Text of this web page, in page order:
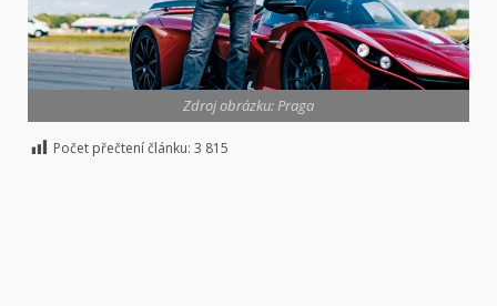
Zdroj obrázku: Praga
Počet přečtení článku: 3 815